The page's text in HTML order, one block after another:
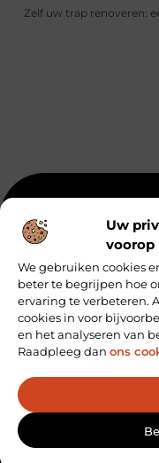
Uw
voorop
We gebruiken cookies
beter te begrijpen hoe
ervaring te verbeteren.
cookies in voor
en het analyseren van
Raadpleeg dan ons
Zelf uw trap renoveren:
Beroemdheden Uit
Ons team
Website
Koop Backlinks: Zo
Geld verdienen via